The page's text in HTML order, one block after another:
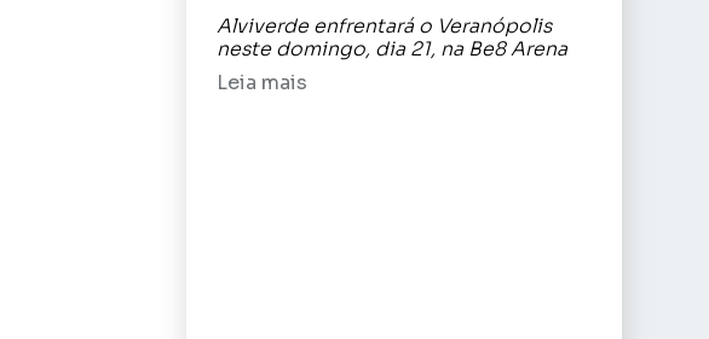
Alviverde enfrentará o Veranópolis
neste domingo, dia 21, na Be8 Arena
Leia mais